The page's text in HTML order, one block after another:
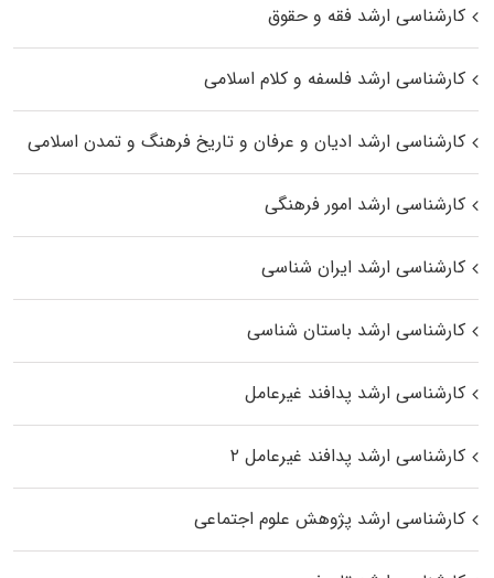
کارشناسی ارشد فقه و حقوق
کارشناسی ارشد فلسفه و کلام اسلامی
کارشناسی ارشد ادیان و عرفان و تاریخ فرهنگ و تمدن اسلامی
کارشناسی ارشد امور فرهنگی
کارشناسی ارشد ایران شناسی
کارشناسی ارشد باستان شناسی
کارشناسی ارشد پدافند غیرعامل
کارشناسی ارشد پدافند غیرعامل ۲
کارشناسی ارشد پژوهش علوم اجتماعی